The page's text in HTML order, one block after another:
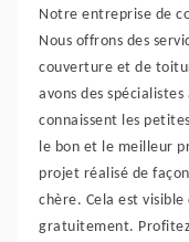
Notre entreprise de
Nous offrons des
couverture et de
avons des
connaissent les
le bon et le meilleur
projet réalisé de
chère. Cela est visible
gratuitement.